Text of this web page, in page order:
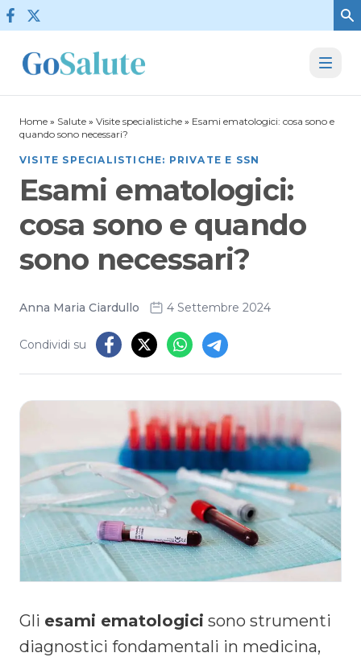
Vai al contenuto
Home » Salute » Visite specialistiche » Esami ematologici: cosa sono e
quando sono necessari?
VISITE SPECIALISTICHE: PRIVATE E SSN
Esami ematologici:
cosa sono e quando
sono necessari?
Anna Maria Ciardullo 4 Settembre 2024
Condividi su
Gli esami ematologici sono strumenti
diagnostici fondamentali in medicina,